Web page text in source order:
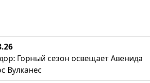
Горный сезон освещает Авенида
Вулканес